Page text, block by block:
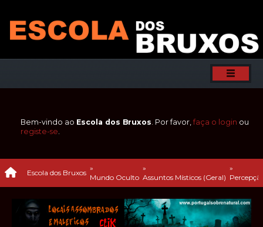
Bem-vindo ao Escola dos Bruxos. Por favor, faça o login ou
registe-se.
Escola dos Bruxos
»
Mundo Oculto
»
Assuntos Místicos (Geral)
»